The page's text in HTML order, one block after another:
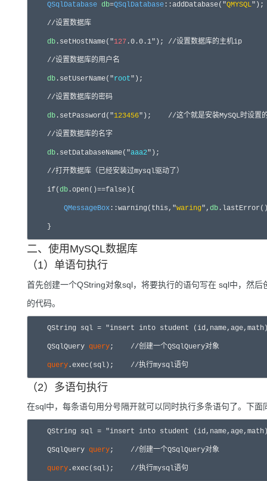
QSqlDatabase db=QSqlDatabase ::addDatabase("QMYSQL");
    //设置数据库
db .setHostName("127 .0.0.1"); //设置数据库的主机ip
    //设置数据库的用户名
db .setUserName("root");
    //设置数据库的密码
db .setPassword("123456");    //这个就是安装MySQL时设置
    //设置数据库的名字
db .setDatabaseName("aaa2");
    //打开数据库（已经安装过mysql驱动了）
    if(
db .open()==false){
QMessageBox ::warning(this,"waring", db
    }
二、使用MySQL数据库
（1）单语句执行
首先创建一个QString对象sql，将要执行的语句写在 sql中，然
的代码。
QString sql = "insert into student (id,name,age,math) values
    QSqlQuery
query;	//创建一个QSqlQuery对象
query .exec(sql);    //执行mysql语句
（2）多语句执行
在sql中，每条语句用分号隔开就可以同时执行多条语句了。下
QString sql = "insert into student
    QSqlQuery
query;	//创建一个QSqlQuery对象
query .exec(sql);    //执行mysql语句